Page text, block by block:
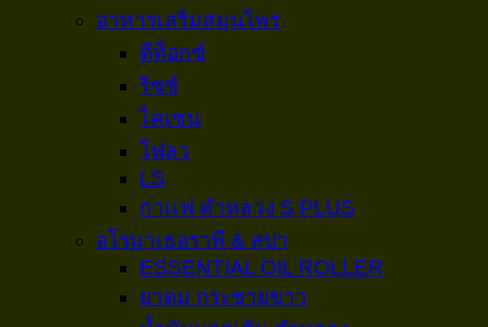
อาหารเสริมสมุนไพร
ดีท็อกซ์
ริซซ์
ไคเซน
โฟลว
LS
กาเเฟ คำหลวง S PLUS
อโรมาเธอราพี & สปา
ESSENTIAL OIL ROLLER
ยาดม กระชายขาว